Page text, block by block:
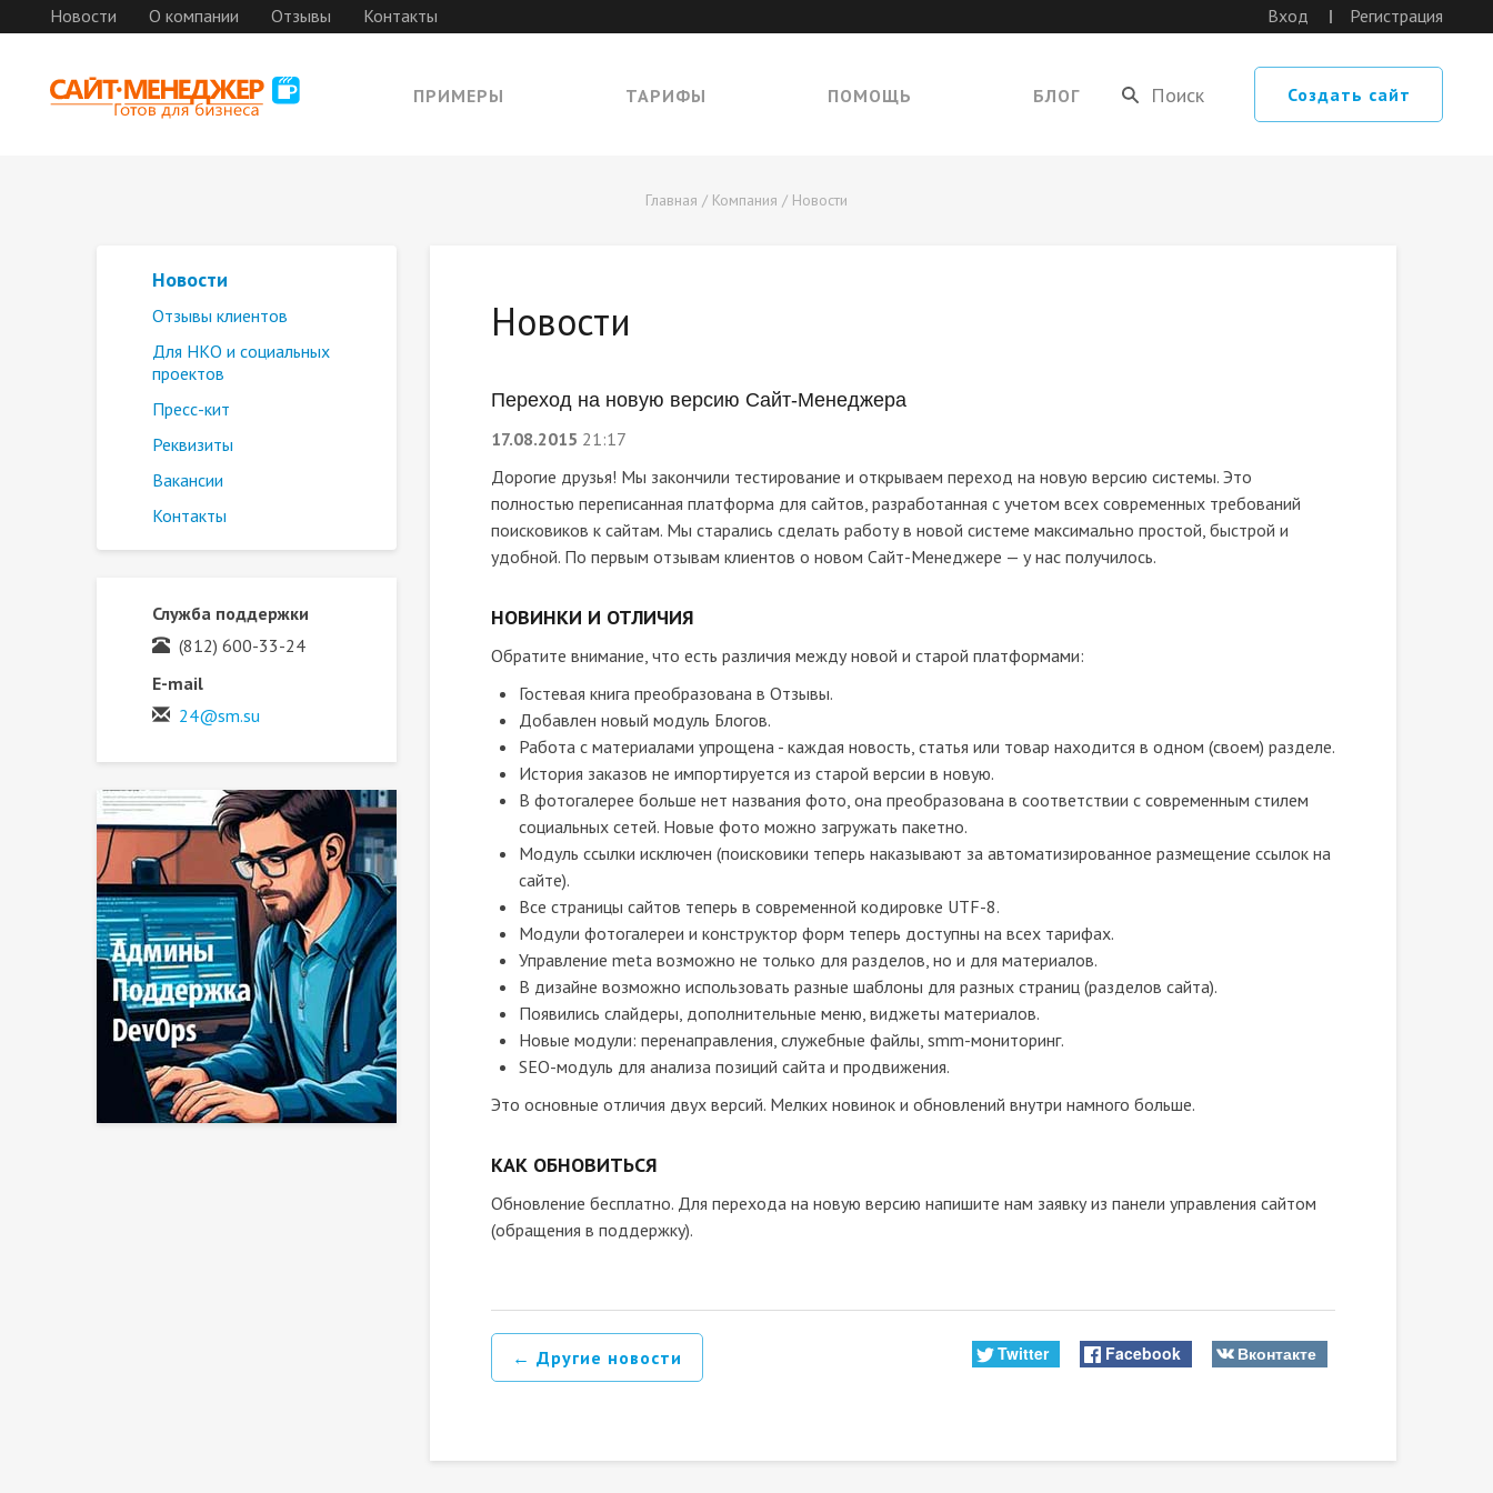
Новости О компании Отзывы Контакты Вход Регистрация
ПРИМЕРЫ ТАРИФЫ ПОМОЩЬ БЛОГ Создать сайт
Главная / Компания / Новости
Новости
Переход на новую версию Сайт-Менеджера
17.08.2015 21:17
Дорогие друзья! Мы закончили тестирование и открываем переход на новую версию системы. Это
полностью переписанная платформа для сайтов, разработанная с учетом всех современных требований
поисковиков к сайтам. Мы старались сделать работу в новой системе максимально простой, быстрой и
удобной. По первым отзывам клиентов о новом Сайт-Менеджере — у нас получилось.
НОВИНКИ И ОТЛИЧИЯ
Обратите внимание, что есть различия между новой и старой платформами:
Гостевая книга преобразована в Отзывы.
Добавлен новый модуль Блогов.
Работа с материалами упрощена - каждая новость, статья или товар находится в одном (своем) разделе.
История заказов не импортируется из старой версии в новую.
В фотогалерее больше нет названия фото, она преобразована в соответствии с современным стилем
социальных сетей. Новые фото можно загружать пакетно.
Модуль ссылки исключен (поисковики теперь наказывают за автоматизированное размещение ссылок на
сайте).
Все страницы сайтов теперь в современной кодировке UTF-8.
Модули фотогалереи и конструктор форм теперь доступны на всех тарифах.
Управление meta возможно не только для разделов, но и для материалов.
В дизайне возможно использовать разные шаблоны для разных страниц (разделов сайта).
Появились слайдеры, дополнительные меню, виджеты материалов.
Новые модули: перенаправления, служебные файлы, smm-мониторинг.
SEO-модуль для анализа позиций сайта и продвижения.
Это основные отличия двух версий. Мелких новинок и обновлений внутри намного больше.
КАК ОБНОВИТЬСЯ
Обновление бесплатно. Для перехода на новую версию напишите нам заявку из панели управления сайтом
(обращения в поддержку).
← Другие новости Twitter Facebook Вконтакте
Новости
Отзывы клиентов
Для НКО и социальных
проектов
Пресс-кит
Реквизиты
Вакансии
Контакты
Служба поддержки
(812) 600-33-24
E-mail
24@sm.su